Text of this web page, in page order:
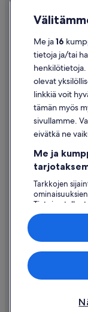
Evästeet
Käyttöehdot
Oikeudelliset tiedot
Sisältövaatimukset
Tuki
Ota yhteyttä
Hyvityksen
Varaa lento
Kansainväliset
© 2026 Expedia,
pidätetään.
Me ja16
tietoja ja/tai
henkilötietoja.
olevat
linkkiä voit
tämän myös
sivullamme.
eivätkä ne
Me ja
Tarkkojen
Tietojen
tietojen
sisältö,